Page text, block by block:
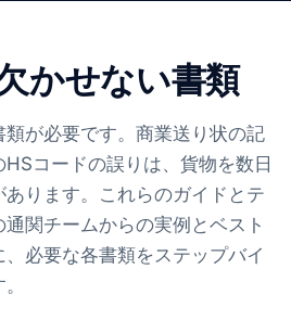
かせない書類
が必要です。商業送り状の記
コードの誤りは、貨物を数日
ります。これらのガイドとテ
関チームからの実例とベスト
必要な各書類をステップバイ